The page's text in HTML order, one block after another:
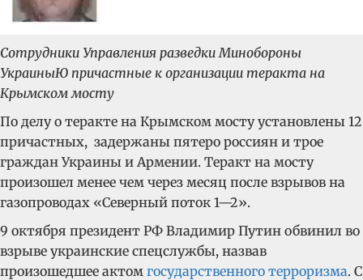
Сотрудники Управления разведки Минобороны
УкраиныЮ причастные к организации теракта на
Крымском мосту
По делу о теракте на Крымском мосту установлены 12
причастных, задержаны пятеро россиян и трое
граждан Украины и Армении. Теракт на мосту
произошел менее чем через месяц после взрывов на
газопроводах «Северный поток 1—2».
9 октября президент РФ Владимир Путин обвинил во
взрыве украинские спецслужбы, назвав
произошедшее актом государственного терроризма. С